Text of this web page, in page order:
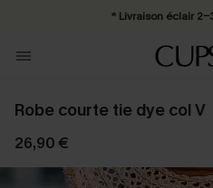
* Livraison éclair 2-
Robe courte tie dye col V
26,90 €